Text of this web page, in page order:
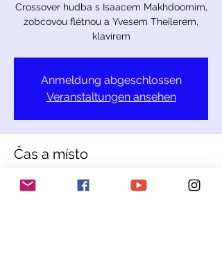
Crossover hudba s Isaacem Makhdoomim,
zobcovou flétnou a Yvesem Theilerem,
klavírem
Anmeldung abgeschlossen
Veranstaltungen ansehen
Čas a místo
27. 8. 2022 20:15 – 28. 8. 2022 21:15
Ref.Církev Vuorz/Waltensburg,